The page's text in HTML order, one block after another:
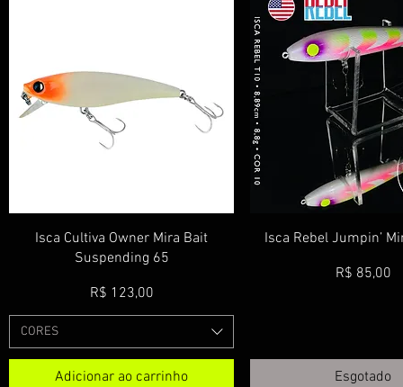
Visualização rápida
Isca Cultiva Owner Mira Bait
Suspending 65
Preço
R$ 123,00
CORES
Adicionar ao carrinho
Visualização
Isca Rebel Jumpin’
Preço
R$ 85,00
Esgotado